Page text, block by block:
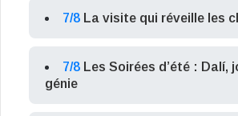
7/8 La visite qui réveille les
7/8 Les Soirées d’été : Dalí,
génie